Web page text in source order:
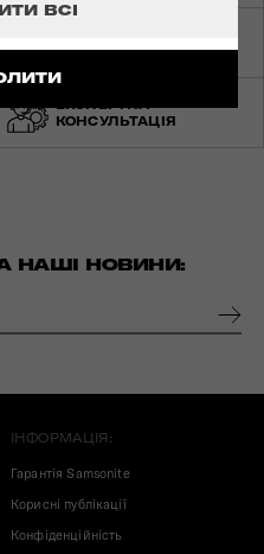
ВСІ
ЕКСПЕРТНА
КОНСУЛЬТАЦІЯ
НАШІ НОВИНИ:
ІНФОРМАЦІЯ:
Гарантія Samsonite
Корисні публікації
Конфіденційність